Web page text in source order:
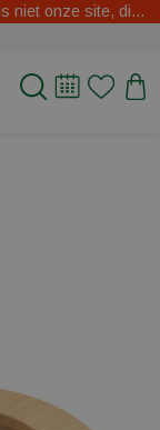
Waarschuwing de site leerentveldvrijetijd.com is niet onze site, dit zijn oplichters.